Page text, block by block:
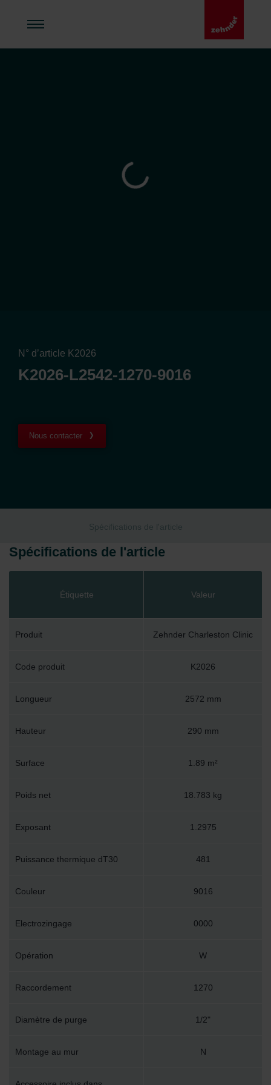
N° d’article K2026
K2026-L2542-1270-9016
Nous contacter
Spécifications de l'article
Spécifications de l'article
Étiquette Valeur
Produit Zehnder Charleston Clinic
Code produit K2026
Longueur 2572 mm
Hauteur 290 mm
Surface 1.89 m²
Poids net 18.783 kg
Exposant 1.2975
Puissance thermique dT30 481
Couleur 9016
Electrozingage 0000
Opération W
Raccordement 1270
Diamètre de purge 1/2"
Montage au mur N